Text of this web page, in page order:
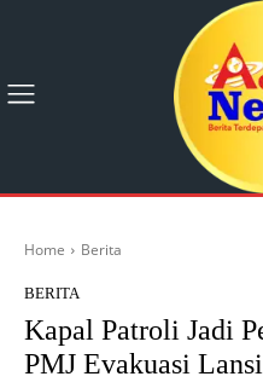
Home Berita
BERITA
Kapal Patroli Jadi
PMJ Evakuasi